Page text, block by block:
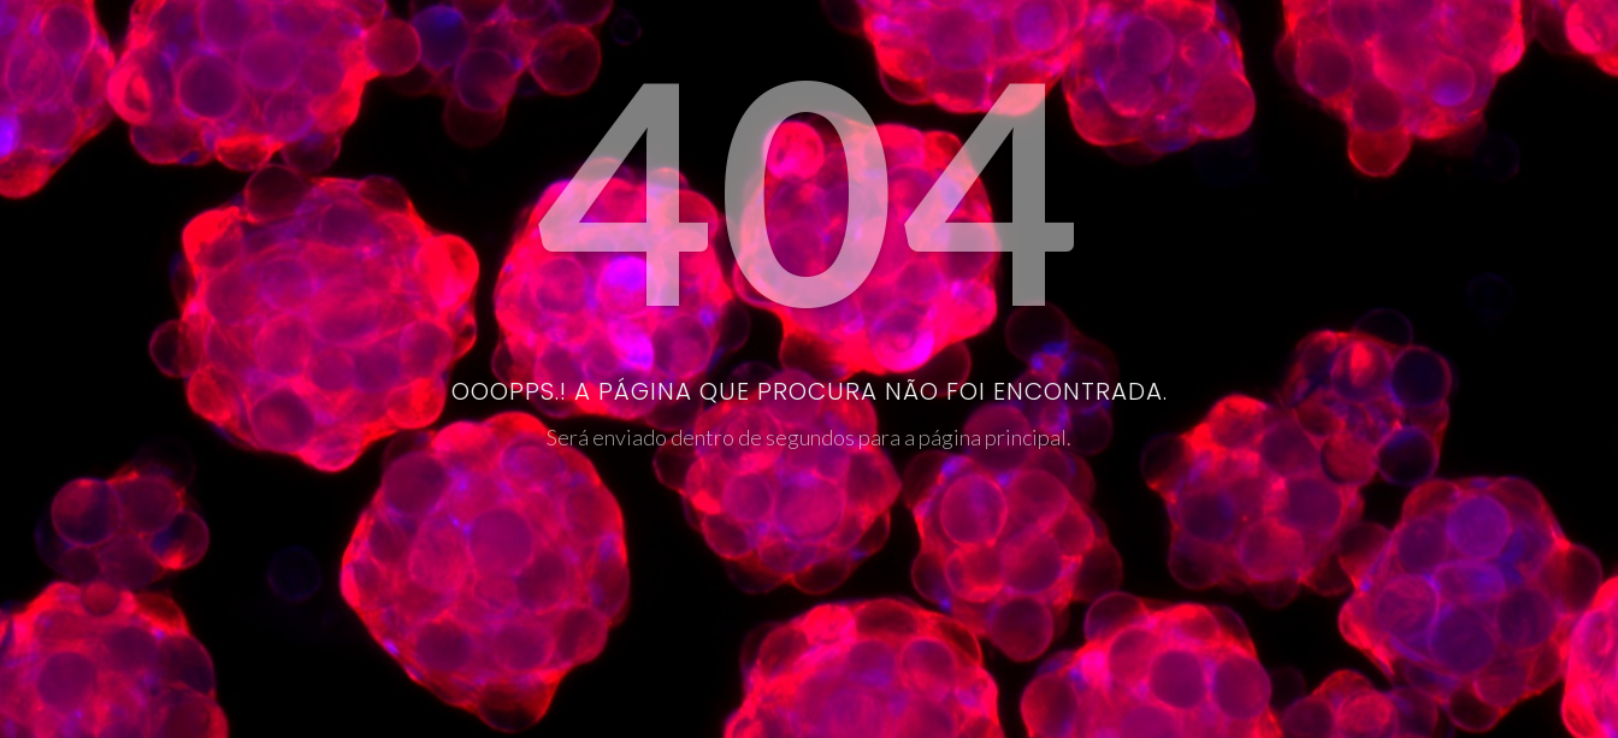
404
OOOPPS.! A PÁGINA QUE PROCURA NÃO FOI ENCONTRADA.
Será enviado dentro de segundos para a página principal.